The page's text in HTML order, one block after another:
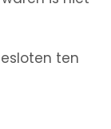
ten